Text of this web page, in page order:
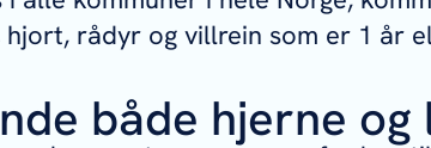
rådyr og villrein som er 1 år
både hjerne